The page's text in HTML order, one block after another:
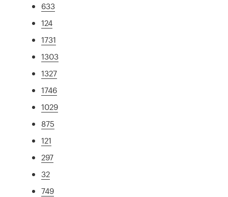
633
124
1731
1303
1327
1746
1029
875
121
297
32
749